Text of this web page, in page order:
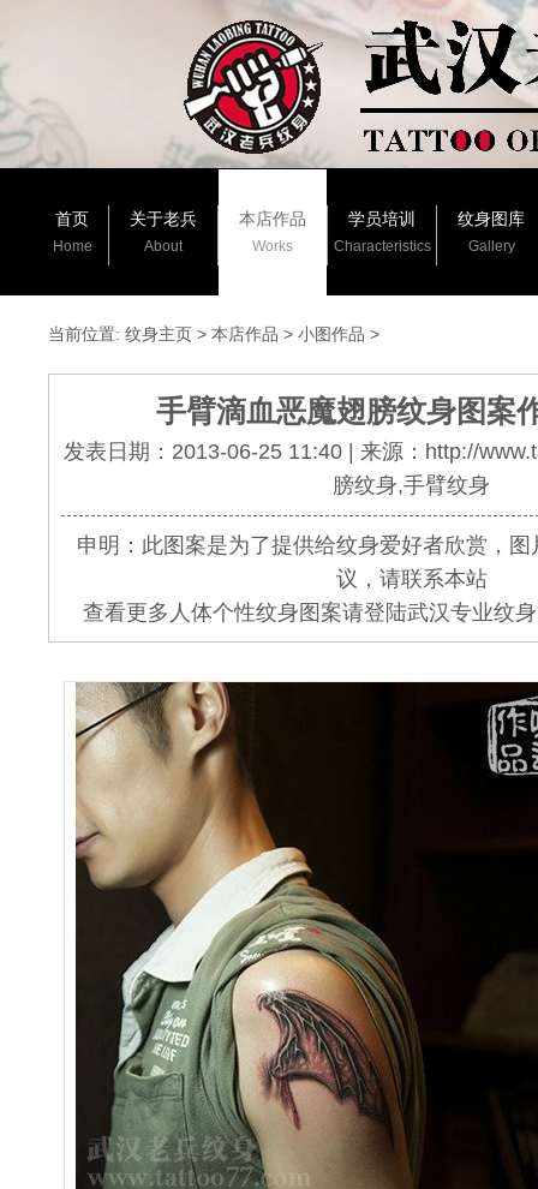
首页
Home
关于老兵
About
本店作品
Works
学员培训
Characteristics
纹身图库
Gallery
当前位置: 纹身主页 > 本店作品 > 小图作品 >
手臂滴血恶魔翅膀纹身图案
发表日期：2013-06-25 11:40 | 来源：http://
膀纹身,手臂纹身
申明：此图案是为了提供给纹身爱好者欣赏，
议，请联系本站
查看更多人体个性纹身图案请登陆武汉专业纹